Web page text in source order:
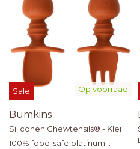
Op voorraad
Sale
Bumkins
Siliconen Chewtensils® - Klei
100% food-safe platinum